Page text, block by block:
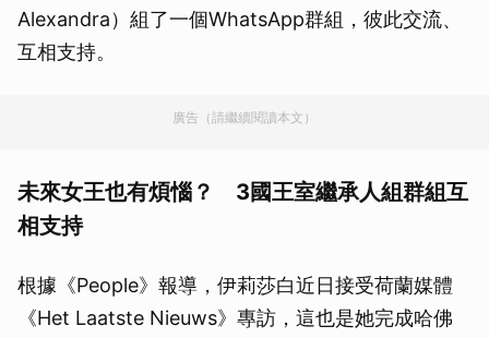
Alexandra）組了一個WhatsApp群組，彼此交流、
互相支持。
廣告（請繼續閱讀本文）
未來女王也有煩惱？ 3國王室繼承人組群組互
相支持
根據《People》報導，伊莉莎白近日接受荷蘭媒體
《Het Laatste Nieuws》專訪，這也是她完成哈佛